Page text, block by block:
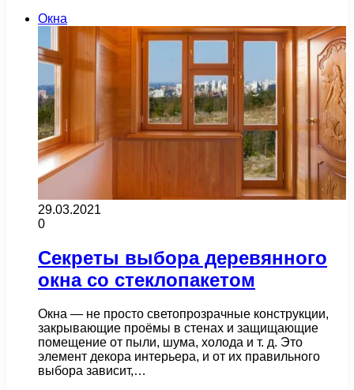
Окна
29.03.2021
0
Секреты выбора деревянного
окна со стеклопакетом
Окна — не просто светопрозрачные конструкции,
закрывающие проёмы в стенах и защищающие
помещение от пыли, шума, холода и т. д. Это
элемент декора интерьера, и от их правильного
выбора зависит,…